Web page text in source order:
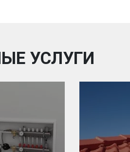
УСЛУГИ